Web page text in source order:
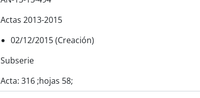
Actas 2013-2015
02/12/2015 (Creación)
Subserie
Acta: 316 ;hojas 58;